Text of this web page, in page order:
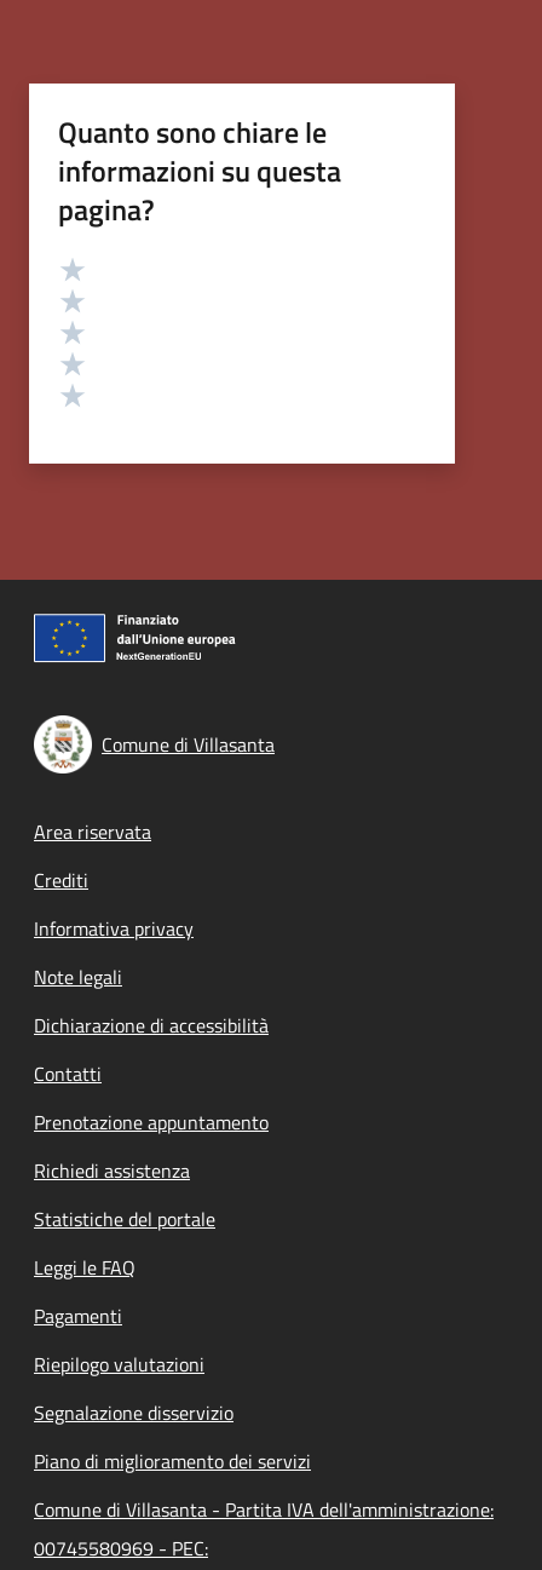
Quanto sono chiare le
informazioni su questa
pagina?
Valutazione
Comune di Villasanta
Footer menu
Area riservata
Crediti
Informativa privacy
Note legali
Dichiarazione di accessibilità
Contatti
Prenotazione appuntamento
Richiedi assistenza
Statistiche del portale
Leggi le FAQ
Pagamenti
Riepilogo valutazioni
Segnalazione disservizio
Piano di miglioramento dei servizi
Comune di Villasanta - Partita IVA dell'amministrazione:
00745580969 - PEC: